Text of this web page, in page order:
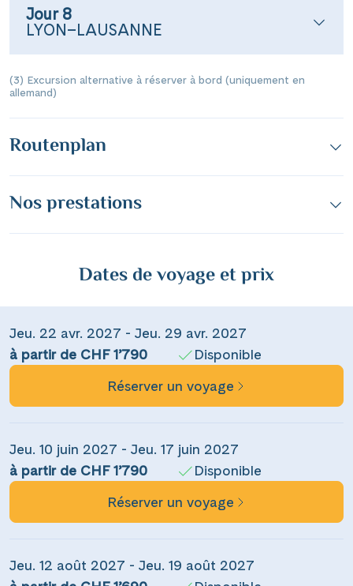
Teile diese Reise
L’art de vivre au fil de l’eau
Jour 8
LYON–LAUSANNE
(3) Excursion alternative à réserver à bord (uniquement en
allemand)
Routenplan
Nos prestations
Dates de voyage et prix
Jeu. 22 avr. 2027 - Jeu. 29 avr. 2027
à partir de CHF 1’790
Disponible
Réserver un voyage
Jeu. 10 juin 2027 - Jeu. 17 juin 2027
à partir de CHF 1’790
Disponible
Réserver un voyage
Jeu. 12 août 2027 - Jeu. 19 août 2027